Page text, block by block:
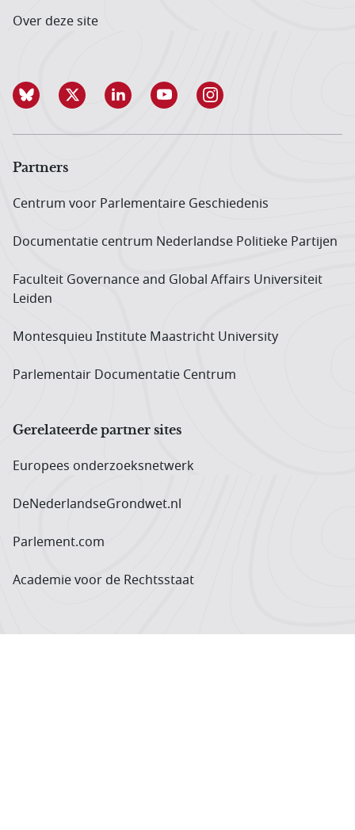
Over deze site
Partners
Centrum voor Parlementaire Geschiedenis
Documentatie centrum Neder­landse Politieke Partijen
Faculteit Governance and Global Affairs Universiteit
Leiden
Montesquieu Institute Maastricht University
Parlementair Documentatie Centrum
Gerelateerde partner sites
Europees onderzoeks­netwerk
DeNederlandseGrondwet.nl
Parlement.com
Academie voor de Rechtsstaat